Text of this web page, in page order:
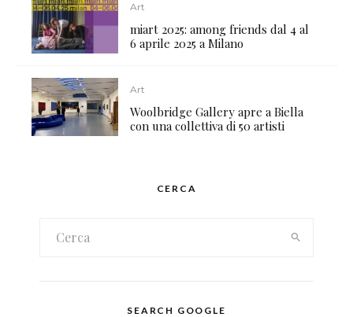
Art
miart 2025: among friends dal 4 al
6 aprile 2025 a Milano
Art
Woolbridge Gallery apre a Biella
con una collettiva di 50 artisti
CERCA
SEARCH GOOGLE